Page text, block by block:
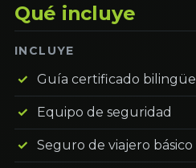
Qué incluye
INCLUYE
Guía certificado bilingüe
Equipo de seguridad
Seguro de viajero básico